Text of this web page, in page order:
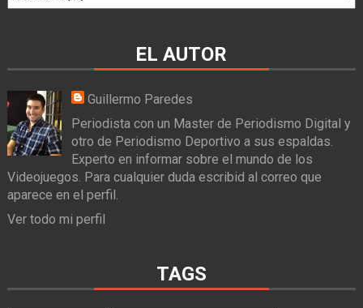
EL AUTOR
Guillermo Paredes
Periodista con un Master de Periodismo Digital y
otro de Periodismo Deportivo a sus espaldas.
Experto en informar sobre el mundo de los
Videojuegos. Para cualquier duda escribid al correo que
aparece en el perfil.
Ver todo mi perfil
TAGS